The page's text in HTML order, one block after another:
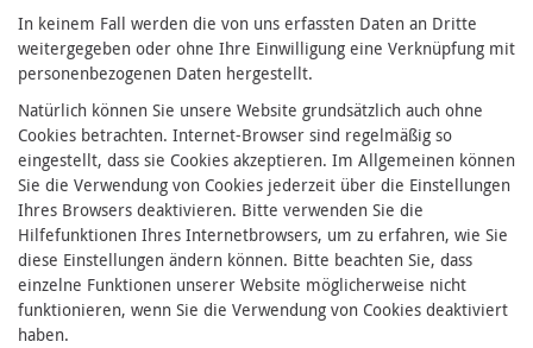
In keinem Fall werden die von uns erfassten Daten an Dritte
weitergegeben oder ohne Ihre Einwilligung eine Verknüpfung mit
personenbezogenen Daten hergestellt.
Natürlich können Sie unsere Website grundsätzlich auch ohne
Cookies betrachten. Internet-Browser sind regelmäßig so
eingestellt, dass sie Cookies akzeptieren. Im Allgemeinen können
Sie die Verwendung von Cookies jederzeit über die Einstellungen
Ihres Browsers deaktivieren. Bitte verwenden Sie die
Hilfefunktionen Ihres Internetbrowsers, um zu erfahren, wie Sie
diese Einstellungen ändern können. Bitte beachten Sie, dass
einzelne Funktionen unserer Website möglicherweise nicht
funktionieren, wenn Sie die Verwendung von Cookies deaktiviert
haben.